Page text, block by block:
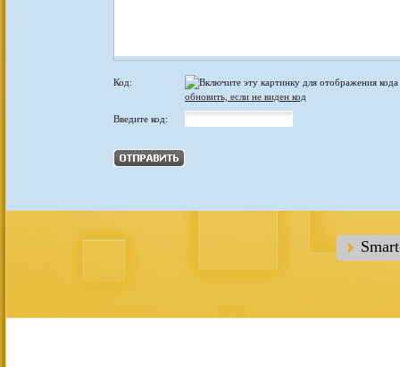
Код:
обновить, если не виден код
Введите код: